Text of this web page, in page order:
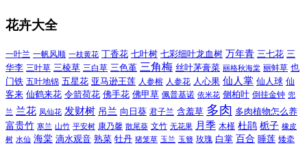
花卉大全
一叶兰 一帆风顺 一枝黄花 丁香花 七叶树 七彩细叶龙血树 万年青 三七花 三
华李 三叶草 三棱草 三白草 三色堇 三角梅 丝叶茅膏菜 丽格秋海棠 丽蚌草 也
门铁 五叶地锦 五星花 亚马逊王莲 人参榕 人参花 人心果 仙人掌 仙人球 仙
客来 仙鹤来花 令箭荷花 佛手花 佛甲草 佩普基诺 依米花 侧柏叶 倒挂金钟 兜
兰 兰花 凤仙花 发财树 吊兰 向日葵 君子兰 含羞草 多肉 多肉植物怎么养
富贵竹 寒兰 山竹 平安树 康乃馨 散尾葵 文竹 无花果 月季 木槿 杜鹃 栀子 橡皮
树 水仙 海棠 滴水观音 熟菜 牡丹 猪笼草 玉兰 玉簪 玫瑰 白掌 百合 睡莲 矮牵